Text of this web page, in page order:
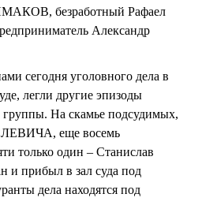
безработный Рафаел
Александр
сегодня уголовного дела в
легли другие эпизоды
группы. На скамье подсудимых,
еще восемь
только один – Станислав
прибыл в зал суда под
дела находятся под